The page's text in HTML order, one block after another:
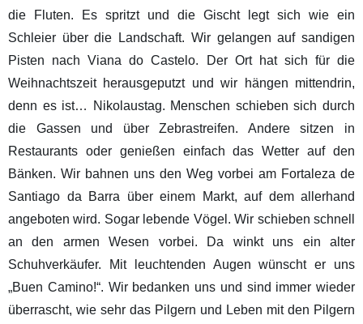
die Fluten. Es spritzt und die Gischt legt sich wie ein
Schleier über die Landschaft. Wir gelangen auf sandigen
Pisten nach Viana do Castelo. Der Ort hat sich für die
Weihnachtszeit herausgeputzt und wir hängen mittendrin,
denn es ist… Nikolaustag. Menschen schieben sich durch
die Gassen und über Zebrastreifen. Andere sitzen in
Restaurants oder genießen einfach das Wetter auf den
Bänken. Wir bahnen uns den Weg vorbei am Fortaleza de
Santiago da Barra über einem Markt, auf dem allerhand
angeboten wird. Sogar lebende Vögel. Wir schieben schnell
an den armen Wesen vorbei. Da winkt uns ein alter
Schuhverkäufer. Mit leuchtenden Augen wünscht er uns
„Buen Camino!“. Wir bedanken uns und sind immer wieder
überrascht, wie sehr das Pilgern und Leben mit den Pilgern